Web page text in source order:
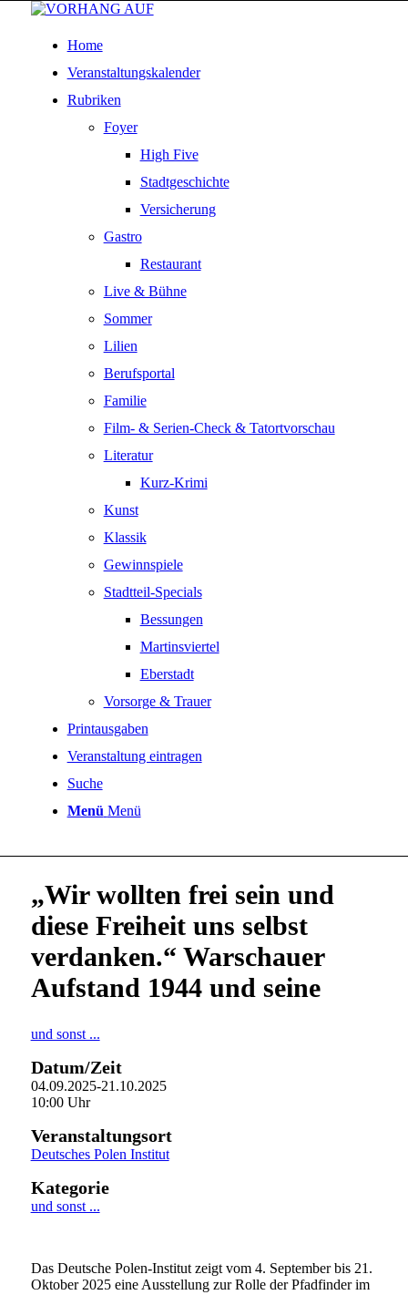
Home
Veranstaltungskalender
Rubriken
Foyer
High Five
Stadtgeschichte
Versicherung
Gastro
Restaurant
Live & Bühne
Sommer
Lilien
Berufsportal
Familie
Film- & Serien-Check & Tatortvorschau
Literatur
Kurz-Krimi
Kunst
Klassik
Gewinnspiele
Stadtteil-Specials
Bessungen
Martinsviertel
Eberstadt
Vorsorge & Trauer
Printausgaben
Veranstaltung eintragen
Suche
Menü Menü
„Wir wollten frei sein und
diese Freiheit uns selbst
verdanken.“ Warschauer
Aufstand 1944 und seine
und sonst ...
Datum/Zeit
04.09.2025-21.10.2025
10:00 Uhr
Veranstaltungsort
Deutsches Polen Institut
Kategorie
und sonst ...
Das Deutsche Polen-Institut zeigt vom 4. September bis 21.
Oktober 2025 eine Ausstellung zur Rolle der Pfadfinder im